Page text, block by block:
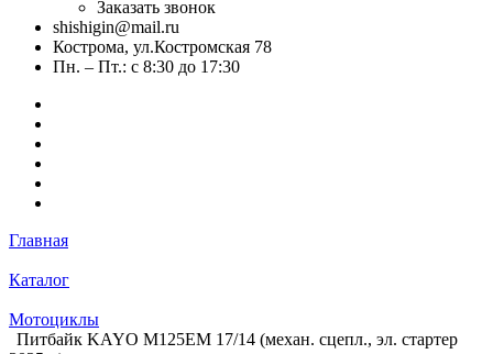
Заказать звонок
shishigin@mail.ru
Кострома, ул.Костромская 78
Пн. – Пт.: с 8:30 до 17:30
Главная
Каталог
Мотоциклы
Питбайк KAYO M125EM 17/14 (механ. сцепл., эл. стартер